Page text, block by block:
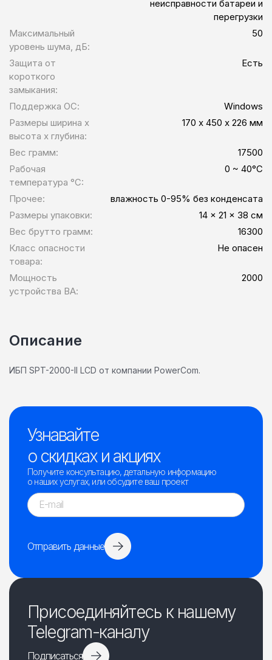
неисправности батареи и
перегрузки
Максимальный
уровень шума, дБ:
50
Защита от
короткого
замыкания:
Есть
Поддержка ОС:
Windows
Размеры ширина x
высота x глубина:
170 х 450 х 226 мм
Вес грамм:
17500
Рабочая
температура °C:
0 ~ 40°C
Прочее:
влажность 0-95% без конденсата
Размеры упаковки:
14 x 21 x 38 см
Вес брутто грамм:
16300
Класс опасности
товара:
Не опасен
Мощность
устройства ВА:
2000
Описание
ИБП SPT-2000-II LCD от компании PowerCom.
Узнавайте
о скидках и акциях
Получите консультацию, детальную информацию
о наших услугах, или обсудите ваш проект
Отправить данные
Присоединяйтесь к нашему
Telegram-каналу
Подписаться